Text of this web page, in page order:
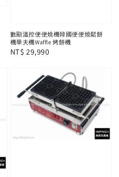
數顯溫控便便燒機韓國便便燒鬆餅
機華夫機Waffle 烤餅機
Regular
NT$ 29,990